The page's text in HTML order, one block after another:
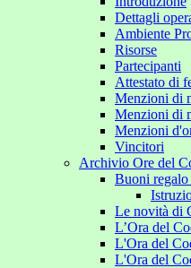
Dettagli
Ambiente
Risorse
Partecipanti
Attestato di
Menzioni di
Menzioni di
Menzioni
Vincitori
Archivio Ore del
Buoni
Le novità di
L’Ora del
L'Ora del
L'Ora del